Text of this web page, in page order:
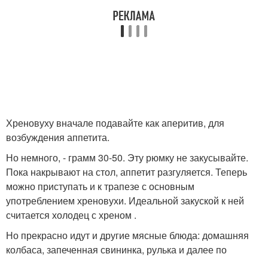
Хреновуху вначале подавайте как аперитив, для
возбуждения аппетита.
Но немного, - грамм 30-50. Эту рюмку не закусывайте.
Пока накрывают на стол, аппетит разгуляется. Теперь
можно приступать и к трапезе с основным
употреблением хреновухи. Идеальной закуской к ней
считается холодец с хреном .
Но прекрасно идут и другие мясные блюда: домашняя
колбаса, запеченная свининка, рулька и далее по